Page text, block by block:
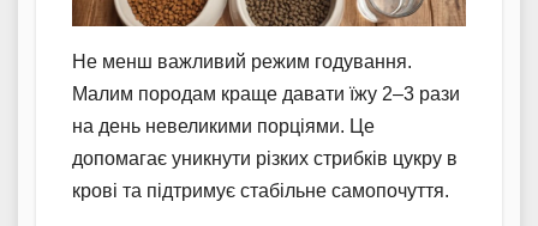
Не менш важливий режим годування.
Малим породам краще давати їжу 2–3 рази
на день невеликими порціями. Це
допомагає уникнути різких стрибків цукру в
крові та підтримує стабільне самопочуття.